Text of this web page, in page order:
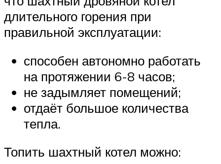
длительного горения при
правильной эксплуатации:
способен автономно работать
на протяжении 6-8 часов;
не задымляет помещений;
отдаёт большое количества
тепла.
Топить шахтный котел можно: